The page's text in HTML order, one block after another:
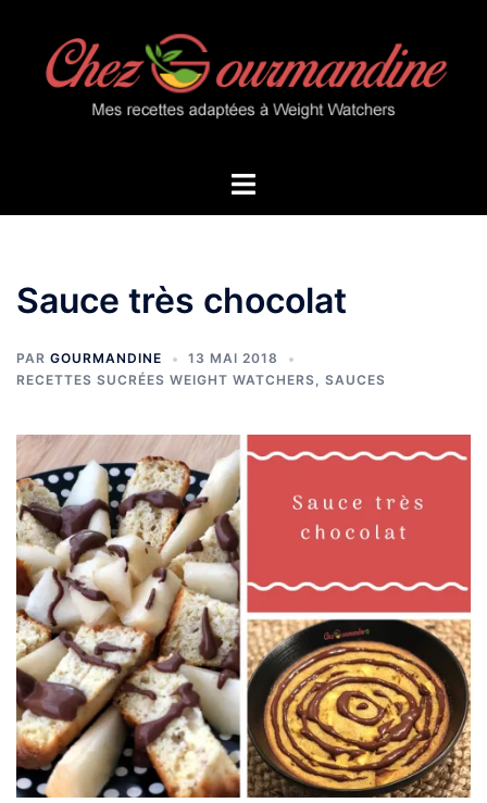
contenu
Ouvrir/fermer
Sauce très chocolat
PAR GOURMANDINE
13 MAI 2018
RECETTES SUCRÉES WEIGHT WATCHERS, SAUCES